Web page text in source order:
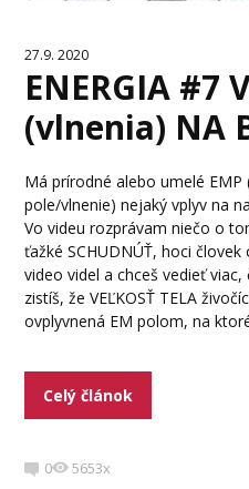
27.9. 2020
ENERGIA #7
(vlnenia) NA
Má prírodné alebo umelé
pole/vlnenie) nejaký vplyv na
Vo videu rozprávam niečo o
ťažké SCHUDNÚŤ, hoci
video videl a chceš vedieť
zistíš, že VEĽKOSŤ TELA
ovplyvnená EM polom, na
Celý článok
0 5653x